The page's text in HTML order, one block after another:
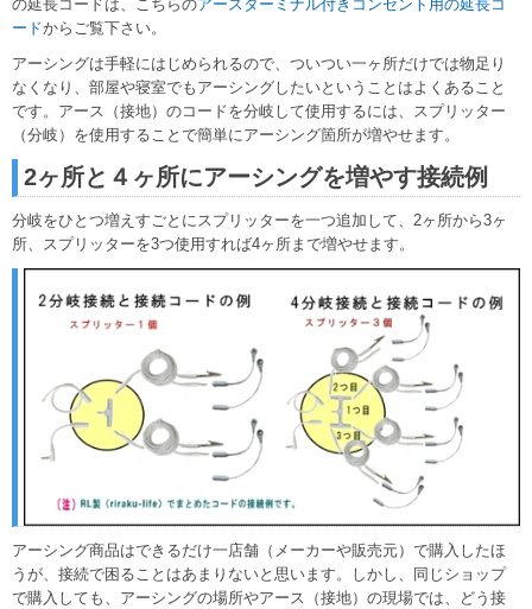
の延長コードは、こちらのアースターミナル付きコンセント用の延長コ
ードからご覧下さい。
アーシングは手軽にはじめられるので、ついつい一ヶ所だけでは物足り
なくなり、部屋や寝室でもアーシングしたいということはよくあること
です。アース（接地）のコードを分岐して使用するには、スプリッター
（分岐）を使用することで簡単にアーシング箇所が増やせます。
2ヶ所と４ヶ所にアーシングを増やす接続例
分岐をひとつ増えすごとにスプリッターを一つ追加して、2ヶ所から3ヶ
所、スプリッターを3つ使用すれば4ヶ所まで増やせます。
アーシング商品はできるだけ一店舗（メーカーや販売元）で購入したほ
うが、接続で困ることはあまりないと思います。しかし、同じショップ
で購入しても、アーシングの場所やアース（接地）の現場では、どう接